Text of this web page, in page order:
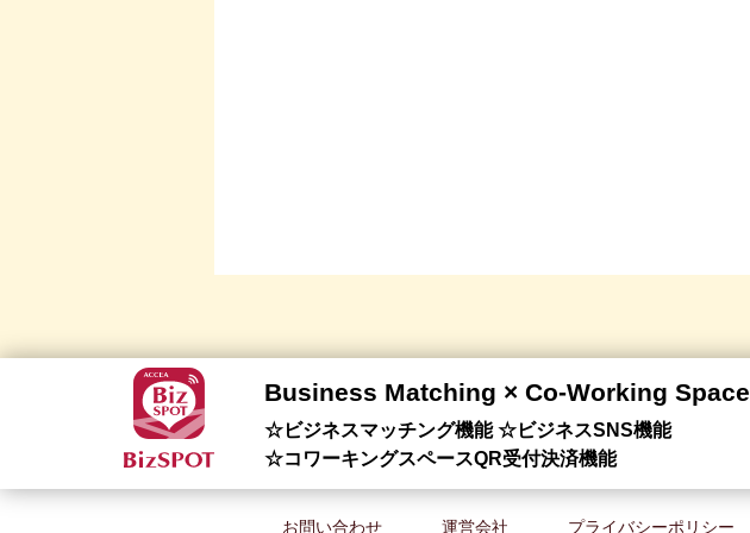
Business Matching × Co-Working Space
☆ビジネスマッチング機能 ☆ビジネスSNS機能
☆コワーキングスペースQR受付決済機能
お問い合わせ 運営会社 プライバシーポリシー